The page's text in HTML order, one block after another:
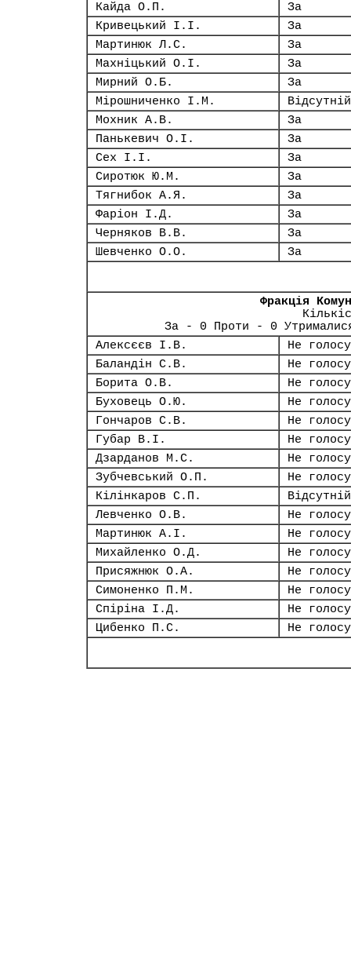
Кайда О.П.
За
Кривецький І.І.
За
Мартинюк Л.С.
За
Махніцький О.І.
За
Мирний О.Б.
За
Мірошниченко І.М.
Відсутній
Мохник А.В.
За
Панькевич О.І.
За
Сех І.І.
За
Сиротюк Ю.М.
За
Тягнибок А.Я.
За
Фаріон І.Д.
За
Черняков В.В.
За
Шевченко О.О.
За
Фракція
За - 0 Проти - 0
Алексєєв І.В.
Не
Баландін С.В.
Не
Борита О.В.
Не
Буховець О.Ю.
Не
Гончаров С.В.
Не
Губар В.І.
Не
Дзарданов М.С.
Не
Зубчевський О.П.
Не
Кілінкаров С.П.
Відсутній
Левченко О.В.
Не
Мартинюк А.І.
Не
Михайленко О.Д.
Не
Присяжнюк О.А.
Не
Симоненко П.М.
Не
Спіріна І.Д.
Не
Цибенко П.С.
Не